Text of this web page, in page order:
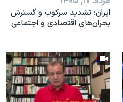
ایران؛ تشدید سرکوب و گسترش
بحران‌های اقتصادی و اجتماعی